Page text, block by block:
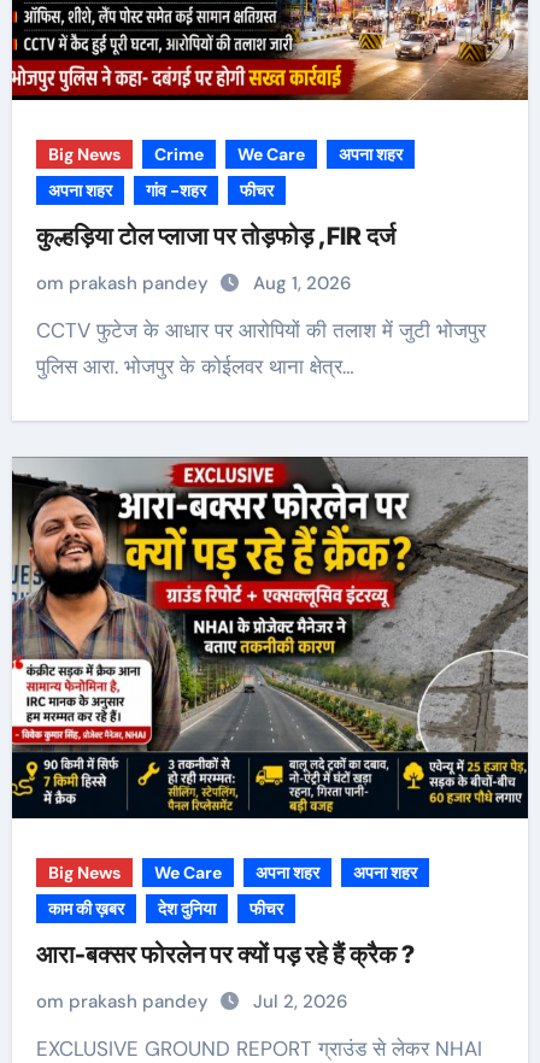
Big News Crime We Care
अपना शहर
अपना शहर
गांव -शहर फीचर
कुल्हड़िया टोल प्लाजा पर तोड़फोड़ ,FIR दर्ज
om prakash pandey Aug 1, 2026
CCTV फुटेज के आधार पर आरोपियों की तलाश में जुटी भोजपुर
पुलिस आरा. भोजपुर के कोईलवर थाना क्षेत्र…
Big News We Care अपना शहर
अपना शहर
काम की ख़बर
देश दुनिया फीचर
आरा-बक्सर फोरलेन पर क्यों पड़ रहे हैं क्रैक ?
om prakash pandey Jul 2, 2026
EXCLUSIVE GROUND REPORT ग्राउंड से लेकर NHAI